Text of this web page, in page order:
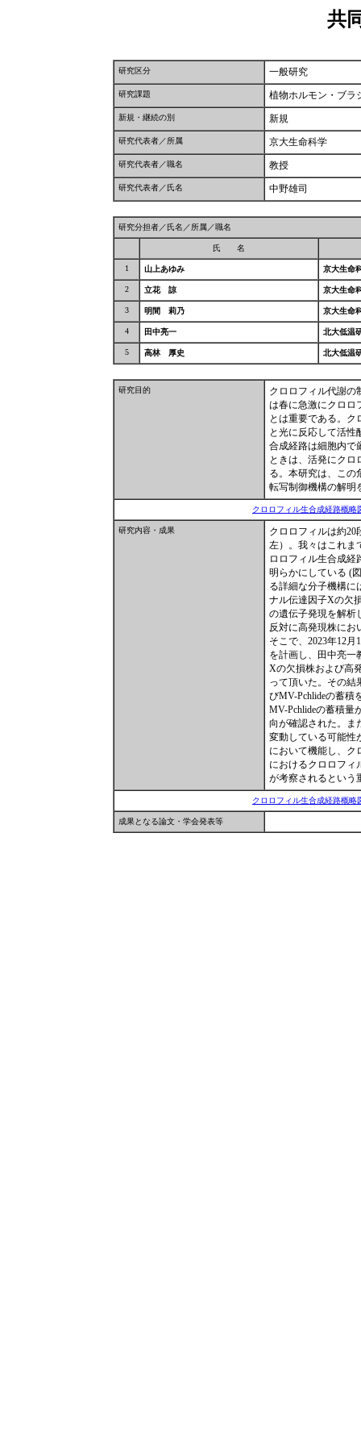
共
研究区分 一般研究
研究課題 植物ホルモン・ブラ
新規・継続の別 新規
研究代表者／所属 京大生命科学
研究代表者／職名 教授
研究代表者／氏名 中野雄司
研究分担者／氏名／所属／職名
氏 名
1 山上あゆみ 京大生命
2 立花 諒 京大生命
3 明間 莉乃 京大生命
4 田中亮一 北大低温
5 高林 厚史 北大低温
研究目的
クロロフィル代謝の
は春に急激にクロロ
とは重要である。
と光に反応して活
合成経路は細胞内で
ときは、活発にク
る。本研究は、この
転写制御機構の解明
クロロフィル生合成経路概略
研究内容・成果
クロロフィルは約
左）。我々はこれま
ロロフィル生合成
明らかにしている (
る詳細な分子機構に
ナル伝達因子Xの欠
の遺伝子発現を解析
反対に高発現株にお
そこで、2023年12
を計画し、田中亮一
Xの欠損株および高
って頂いた。その結
びMV-Pchlideの蓄積
MV-Pchlideの蓄積量
向が確認された。ま
変動している可能性
において機能し、ク
におけるクロロフィ
が考察されるという
クロロフィル生合成経路概略
成果となる論文・学会発表等